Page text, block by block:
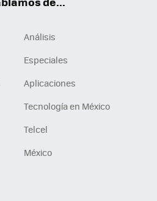
Análisis
Especiales
Aplicaciones
Tecnología en México
Telcel
México